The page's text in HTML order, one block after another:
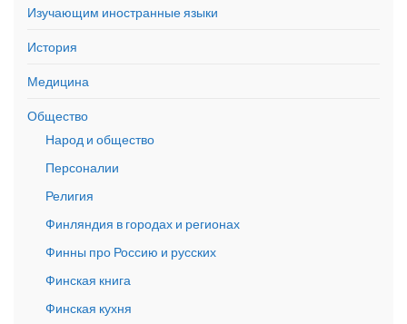
Изучающим иностранные языки
История
Медицина
Общество
Народ и общество
Персоналии
Религия
Финляндия в городах и регионах
Финны про Россию и русских
Финская книга
Финская кухня